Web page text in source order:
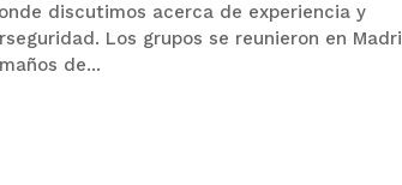
discutimos acerca de experiencia y
Los grupos se reunieron en
de...